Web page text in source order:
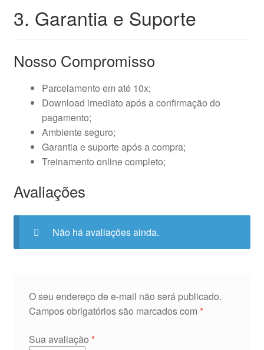
3. Garantia e Suporte
Nosso Compromisso
Parcelamento em até 10x;
Download imediato após a confirmação do
pagamento;
Ambiente seguro;
Garantia e suporte após a compra;
Treinamento online completo;
Avaliações
Não há avaliações ainda.
O seu endereço de e-mail não será publicado.
Campos obrigatórios são marcados com *
Sua avaliação *